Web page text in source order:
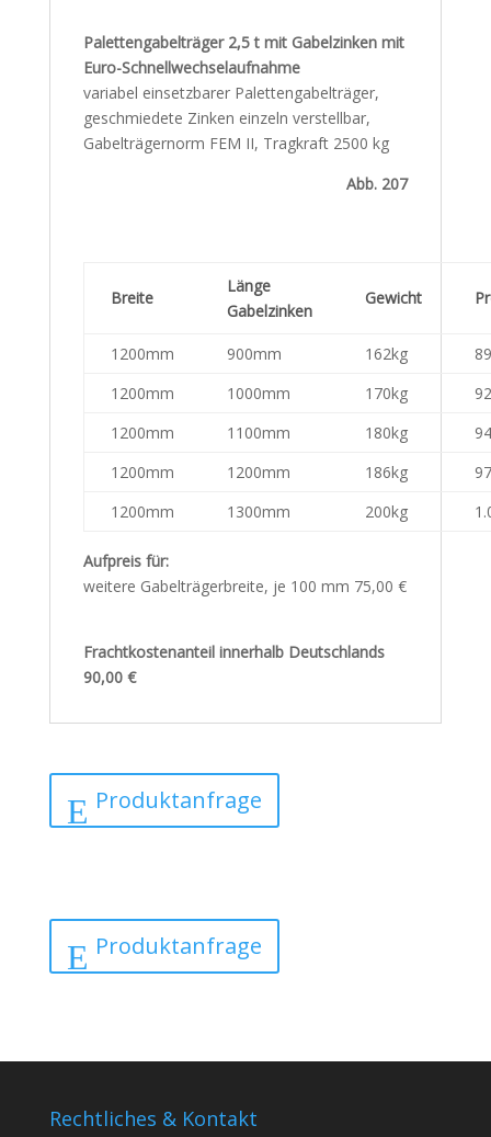
Palettengabelträger 2,5 t mit Gabelzinken mit
Euro-Schnellwechselaufnahme
variabel einsetzbarer Palettengabelträger,
geschmiedete Zinken einzeln verstellbar,
Gabelträgernorm FEM II, Tragkraft 2500 kg
Abb. 207
Breite
Länge
Gabelzinken
Gewicht
1200mm 900mm 162kg
1200mm
1000mm 170kg
1200mm
1100mm 180kg
1200mm
1200mm 186kg
1200mm
1300mm 200kg
Aufpreis für:
weitere Gabelträgerbreite, je 100 mm 75,00 €
Frachtkostenanteil innerhalb Deutschlands
90,00 €
Produktanfrage
Produktanfrage
Rechtliches & Kontakt